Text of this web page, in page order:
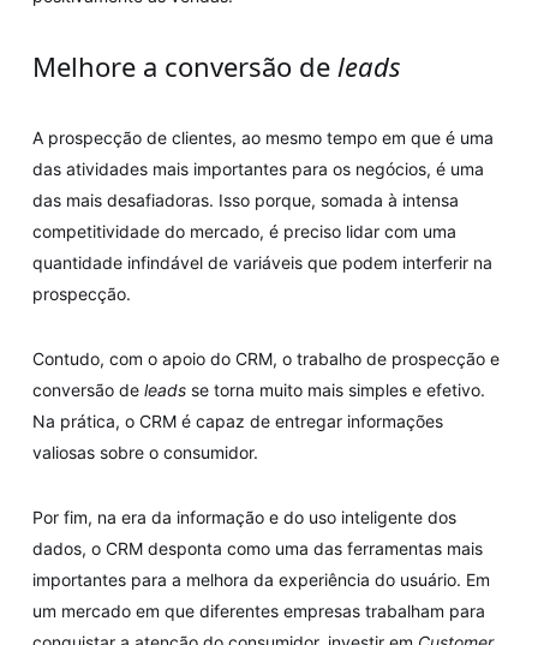
Melhore a conversão de leads
A prospecção de clientes, ao mesmo tempo em que é uma
das atividades mais importantes para os negócios, é uma
das mais desafiadoras. Isso porque, somada à intensa
competitividade do mercado, é preciso lidar com uma
quantidade infindável de variáveis que podem interferir na
prospecção.
Contudo, com o apoio do CRM, o trabalho de prospecção e
conversão de leads se torna muito mais simples e efetivo.
Na prática, o CRM é capaz de entregar informações
valiosas sobre o consumidor.
Por fim, na era da informação e do uso inteligente dos
dados, o CRM desponta como uma das ferramentas mais
importantes para a melhora da experiência do usuário. Em
um mercado em que diferentes empresas trabalham para